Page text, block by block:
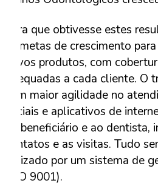
Para que obtivesse estes
as metas de crescimento
novos produtos, com
adequadas a cada cliente.
com maior agilidade no
sociais e aplicativos de
ao beneficiário e ao dentista,
contatos e as visitas. Tudo
balizado por um sistema de
(ISO 9001).